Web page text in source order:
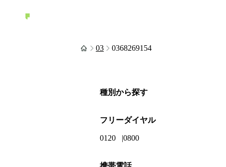
03 0368269154
種別から探す
フリーダイヤル
0120 0800